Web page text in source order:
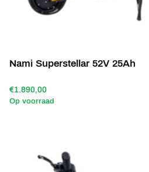
Nami Superstellar 52V 25Ah
€1.890,00
Op voorraad